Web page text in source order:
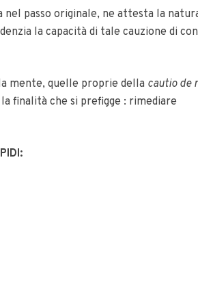
nel passo originale, ne attesta la
la capacità di tale cauzione di
mente, quelle proprie della cautio de
finalità che si prefigge : rimediare